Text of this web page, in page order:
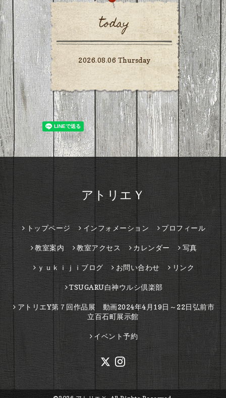
today
2026.08.06 Thursday
アトリエＹ
トップページ インフォメーション プロフィール
教室案内 教室アクセス カレンダー 写真
ｙｕｋｉｊｉブログ お問い合わせ リンク
TSUGARU白神ウルシ倶楽部
アトリエY第７回作品展 動画2024年4月19日～22日弘前市
立百石町展示館
イベント予約